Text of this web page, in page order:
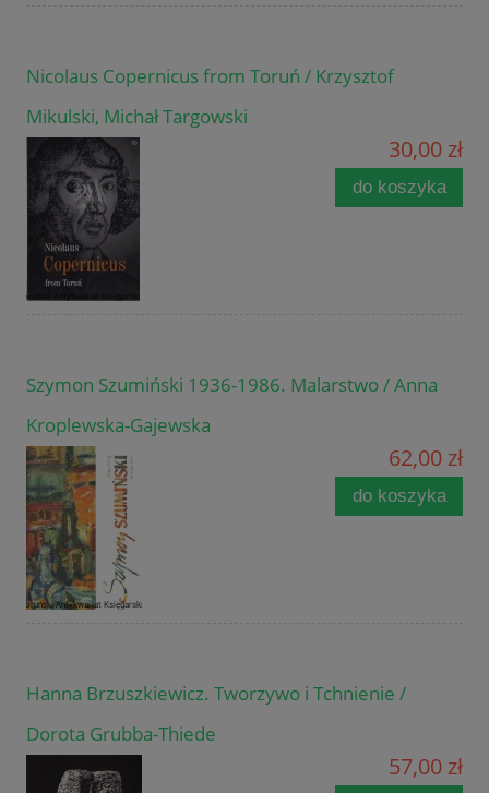
Nicolaus Copernicus from Toruń / Krzysztof
Mikulski, Michał Targowski
30,00 zł
do koszyka
Szymon Szumiński 1936-1986. Malarstwo / Anna
Kroplewska-Gajewska
62,00 zł
do koszyka
Hanna Brzuszkiewicz. Tworzywo i Tchnienie /
Dorota Grubba-Thiede
57,00 zł